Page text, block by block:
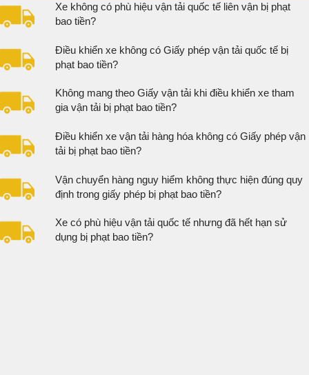
Xe không có phù hiệu vận tải quốc tế liên vận bị phạt
bao tiền?
Điều khiển xe không có Giấy phép vận tải quốc tế bị
phạt bao tiền?
Không mang theo Giấy vận tải khi điều khiển xe tham
gia vận tải bị phạt bao tiền?
Điều khiển xe vận tải hàng hóa không có Giấy phép vận
tải bị phạt bao tiền?
Vận chuyển hàng nguy hiểm không thực hiện đúng quy
định trong giấy phép bị phạt bao tiền?
Xe có phù hiệu vận tải quốc tế nhưng đã hết hạn sử
dụng bị phạt bao tiền?